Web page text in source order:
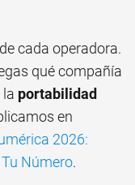
cada operadora.
qué compañía
la portabilidad
en
2026:
Número.